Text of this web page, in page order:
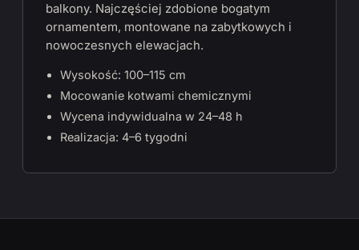
balkony. Najczęściej zdobione bogatym
ornamentem, montowane na zabytkowych i
nowoczesnych elewacjach.
Wysokość: 100–115 cm
Mocowanie kotwami chemicznymi
Wycena indywidualna w 24–48 h
Realizacja: 4–6 tygodni